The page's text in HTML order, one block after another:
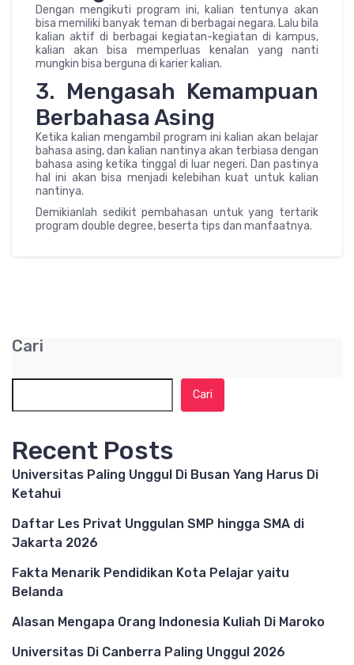
Dengan mengikuti program ini, kalian tentunya akan
bisa memiliki banyak teman di berbagai negara. Lalu bila
kalian aktif di berbagai kegiatan-kegiatan di kampus,
kalian akan bisa memperluas kenalan yang nanti
mungkin bisa berguna di karier kalian.
3. Mengasah Kemampuan
Berbahasa Asing
Ketika kalian mengambil program ini kalian akan belajar
bahasa asing, dan kalian nantinya akan terbiasa dengan
bahasa asing ketika tinggal di luar negeri. Dan pastinya
hal ini akan bisa menjadi kelebihan kuat untuk kalian
nantinya.
Demikianlah sedikit pembahasan untuk yang tertarik
program double degree, beserta tips dan manfaatnya.
Cari
Cari
Recent Posts
Universitas Paling Unggul Di Busan Yang Harus Di
Ketahui
Daftar Les Privat Unggulan SMP hingga SMA di
Jakarta 2026
Fakta Menarik Pendidikan Kota Pelajar yaitu
Belanda
Alasan Mengapa Orang Indonesia Kuliah Di Maroko
Universitas Di Canberra Paling Unggul 2026